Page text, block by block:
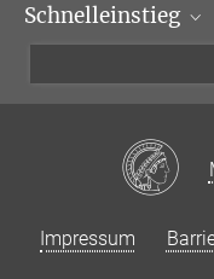
benjamin.knispel@...
Schnelleinstieg
Besucher:innen
Impressum